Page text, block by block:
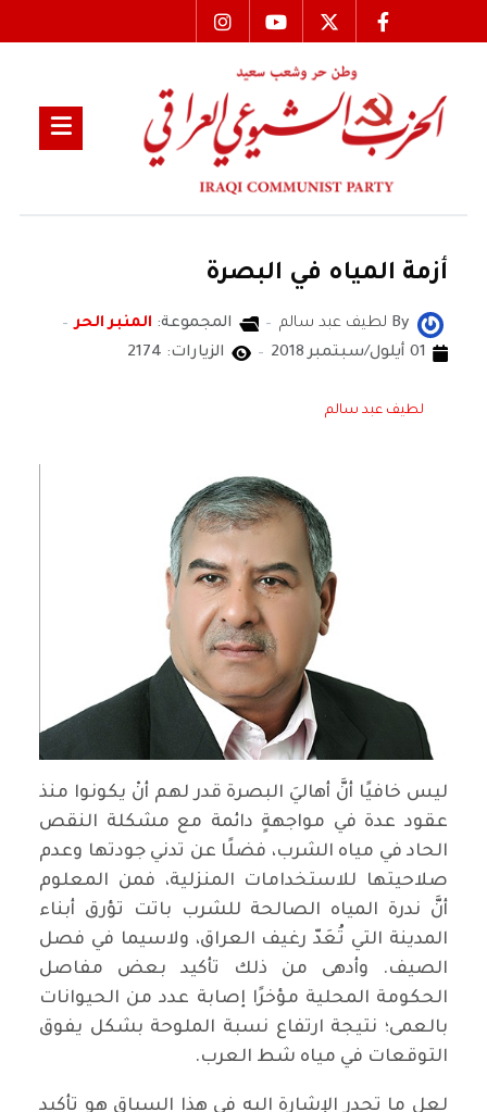
أزمة المياه في البصرة
By لطيف عبد سالم المجموعة: المنبر الحر
01 أيلول/سبتمبر 2018
الزيارات: 2174
لطيف عبد سالم
ليس خافيًا أنَّ أهاليَ البصرة قدر لهم أنْ يكونوا منذ
عقود عدة في مواجهةٍ دائمة مع مشكلة النقص
الحاد في مياه الشرب، فضلًا عن تدني جودتها وعدم
صلاحيتها للاستخدامات المنزلية، فمن المعلوم
أنَّ ندرة المياه الصالحة للشرب باتت تؤرق أبناء
المدينة التي تُعَدّ رغيف العراق، ولاسيما في فصل
الصيف. وأدهى من ذلك تأكيد بعض مفاصل
الحكومة المحلية مؤخرًا إصابة عدد من الحيوانات
بالعمى؛ نتيجة ارتفاع نسبة الملوحة بشكل يفوق
التوقعات في مياه شط العرب.
لعل ما تجدر الإشارة إليه في هذا السياق هو تأكيد